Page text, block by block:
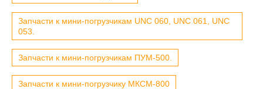
Запчасти к мини-погрузчикам UNC 060, UNC 061, UNC
053.
Запчасти к мини-погрузчикам ПУМ-500.
Запчасти к мини-погрузчику МКСМ-800